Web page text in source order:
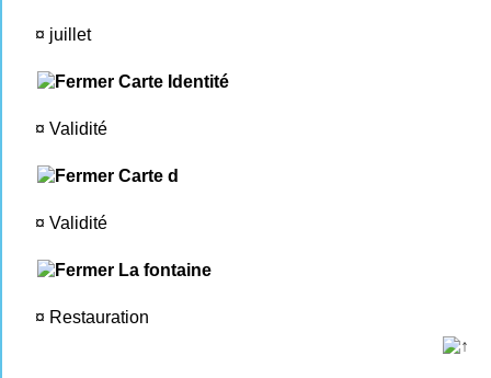
¤ juillet
Carte Identité
¤ Validité
Carte d
¤ Validité
La fontaine
¤ Restauration